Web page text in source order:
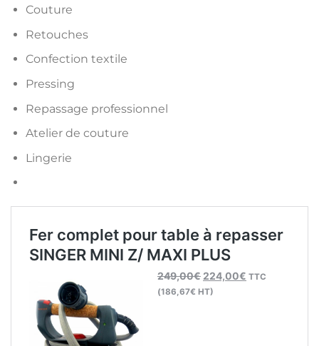
Couture
Retouches
Confection textile
Pressing
Repassage professionnel
Atelier de couture
Lingerie